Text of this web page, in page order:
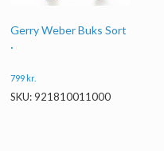
Gerry Weber Buks Sort
·
799kr.
SKU: 921810011000